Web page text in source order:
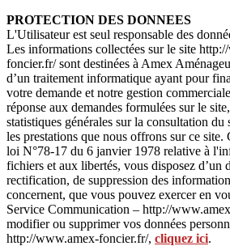
PROTECTION DES DONNEES
L'Utilisateur est seul responsable des
Les informations collectées sur le site
foncier.fr/ sont destinées à Amex
d’un traitement informatique ayant pour
votre demande et notre gestion
réponse aux demandes formulées sur le
statistiques générales sur la consultation du
les prestations que nous offrons sur ce site.
loi N°78-17 du 6 janvier 1978 relative à
fichiers et aux libertés, vous disposez d’un
rectification, de suppression des
concernent, que vous pouvez exercer en
Service Communication – http://
modifier ou supprimer vos données
http://www.amex-foncier.fr/, cliquez ici.